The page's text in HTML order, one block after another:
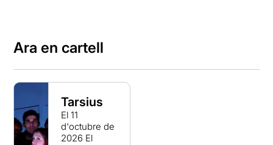
Ara en cartell
Tarsius
El 11
d'octubre de
2026 El